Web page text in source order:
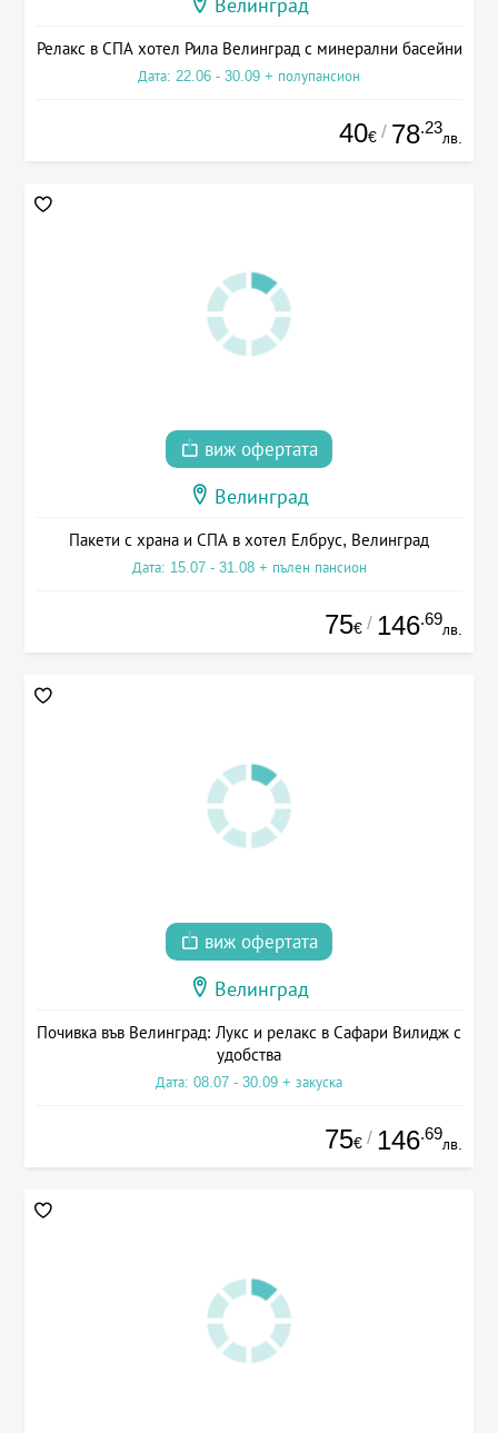
Велинград
Релакс в СПА хотел Рила Велинград с минерални басейни
Дата: 22.06 - 30.09 + полупансион
40€ / 78.23
лв.
виж офертата
Велинград
Пакети с храна и СПА в хотел Елбрус, Велинград
Дата: 15.07 - 31.08 + пълен пансион
75€ / 146.69
лв.
виж офертата
Велинград
Почивка във Велинград: Лукс и релакс в Сафари Вилидж с
удобства
Дата: 08.07 - 30.09 + закуска
75€ / 146.69
лв.